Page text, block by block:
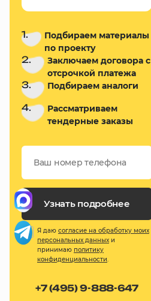
1.
Подбираем материалы
по проекту
2.
Заключаем договора с
отсрочкой платежа
3. Подбираем аналоги
4.
Рассматриваем
тендерные заказы
Узнать подробнее
Я даю согласие на обработку моих
персональных данных и
принимаю политику
конфиденциальности.
+7 (495) 9-888-647